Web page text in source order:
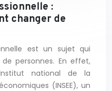
:
changer de
est un sujet qui
personnes. En effet,
national de la
(INSEE), un